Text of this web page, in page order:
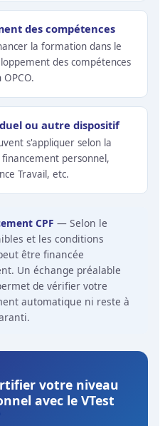
des compétences
la formation dans le
des compétences
ou autre dispositif
s'appliquer selon la
personnel,
Travail, etc.
CPF — Selon le
et les conditions
être financée
Un échange préalable
de vérifier votre
automatique ni reste à
votre niveau
avec le VTest